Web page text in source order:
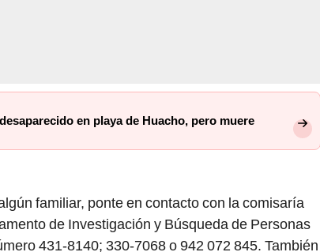
en playa de Huacho, pero muere
familiar, ponte en contacto con la comisaría
de Investigación y Búsqueda de Personas
431-8140; 330-7068 o 942 072 845. También